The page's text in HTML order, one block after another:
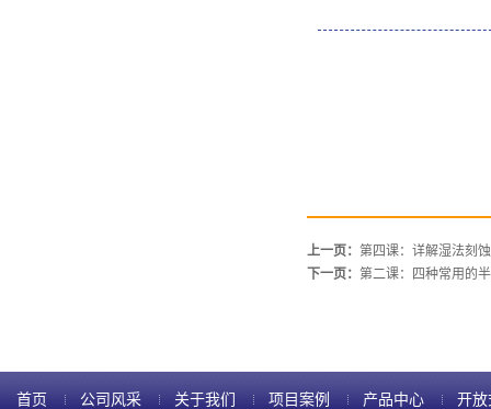
上一页： 第四课：详解湿法刻
下一页： 第二课：四种常用的
首页 公司风采 关于我们 项目案例 产品中心 开放